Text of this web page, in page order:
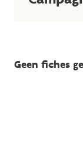
Geen fiches